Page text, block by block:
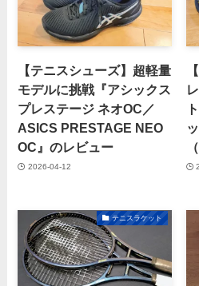
【テニスシューズ】超軽量
モデルに挑戦『アシックス
プレステージ ネオOC／
ASICS PRESTAGE NEO
OC』のレビュー
2026-04-12
テニスラケット